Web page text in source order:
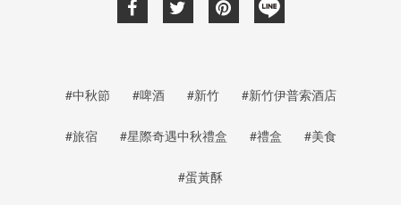
#中秋節 #啤酒 #新竹 #新竹伊普索酒店
#旅宿 #星際奇遇中秋禮盒 #禮盒 #美食
#蛋黃酥